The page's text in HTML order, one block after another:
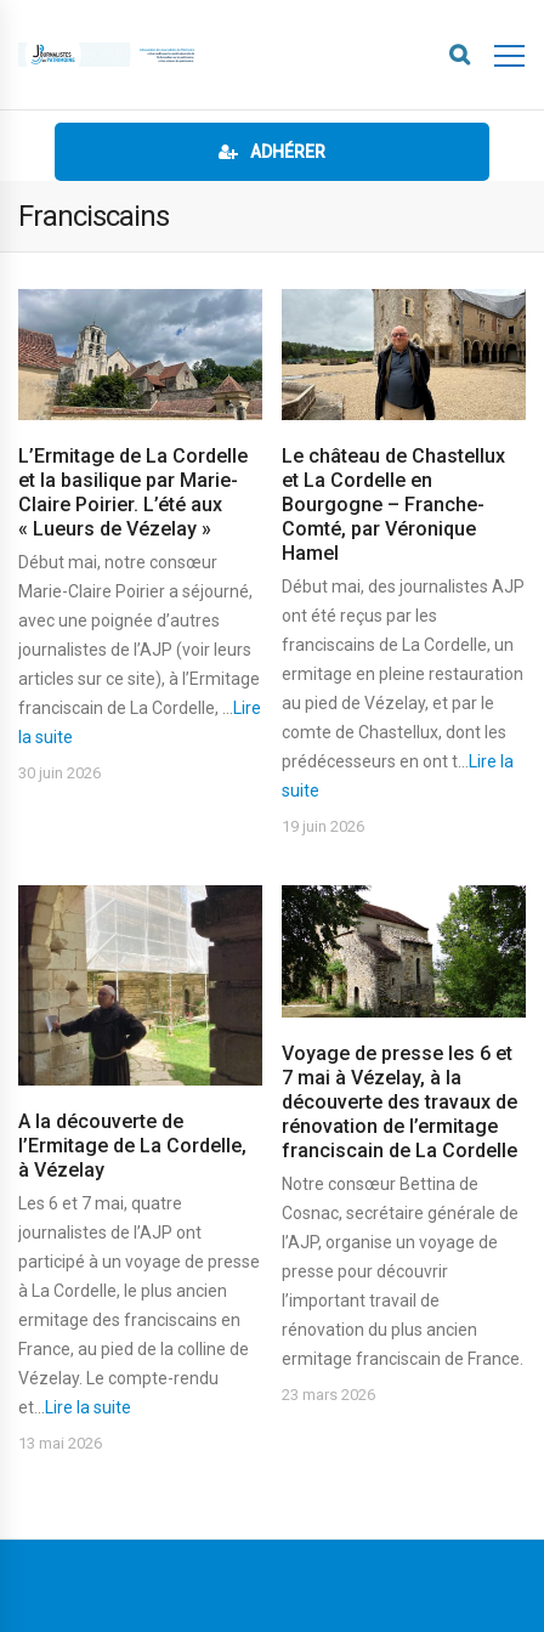
ADHÉRER
Franciscains
L’Ermitage de La Cordelle
et la basilique par Marie-
Claire Poirier. L’été aux
« Lueurs de Vézelay »
Début mai, notre consœur
Marie-Claire Poirier a séjourné,
avec une poignée d’autres
journalistes de l’AJP (voir leurs
articles sur ce site), à l’Ermitage
franciscain de La Cordelle, ...Lire
la suite
30 juin 2026
Le château de Chastellux
et La Cordelle en
Bourgogne – Franche-
Comté, par Véronique
Hamel
Début mai, des journalistes AJP
ont été reçus par les
franciscains de La Cordelle, un
ermitage en pleine restauration
au pied de Vézelay, et par le
comte de Chastellux, dont les
prédécesseurs en ont t...Lire la
suite
19 juin 2026
A la découverte de
l’Ermitage de La Cordelle,
à Vézelay
Les 6 et 7 mai, quatre
journalistes de l’AJP ont
participé à un voyage de presse
à La Cordelle, le plus ancien
ermitage des franciscains en
France, au pied de la colline de
Vézelay. Le compte-rendu
et...
Lire la suite
13 mai 2026
Voyage de presse les 6 et
7 mai à Vézelay, à la
découverte des travaux de
rénovation de l’ermitage
franciscain de La Cordelle
Notre consœur Bettina de
Cosnac, secrétaire générale de
l’AJP, organise un voyage de
presse pour découvrir
l’important travail de
rénovation du plus ancien
ermitage franciscain de France.
23 mars 2026